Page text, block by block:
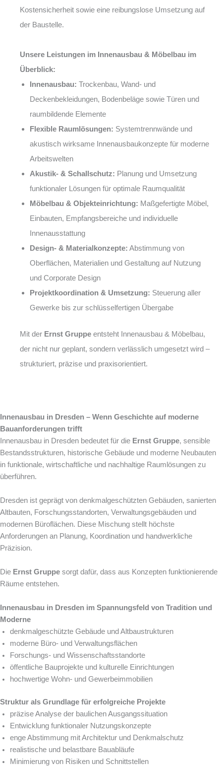
Kostensicherheit sowie eine reibungslose Umsetzung auf
der Baustelle.
Unsere Leistungen im Innenausbau & Möbelbau im
Überblick:
Innenausbau: Trockenbau, Wand- und
Deckenbekleidungen, Bodenbeläge sowie Türen und
raumbildende Elemente
Flexible Raumlösungen: Systemtrennwände und
akustisch wirksame Innenausbaukonzepte für moderne
Arbeitswelten
Akustik- & Schallschutz: Planung und Umsetzung
funktionaler Lösungen für optimale Raumqualität
Möbelbau & Objekteinrichtung: Maßgefertigte Möbel,
Einbauten, Empfangsbereiche und individuelle
Innenausstattung
Design- & Materialkonzepte: Abstimmung von
Oberflächen, Materialien und Gestaltung auf Nutzung
und Corporate Design
Projektkoordination & Umsetzung: Steuerung aller
Gewerke bis zur schlüsselfertigen Übergabe
Mit der Ernst Gruppe entsteht Innenausbau & Möbelbau,
der nicht nur geplant, sondern verlässlich umgesetzt wird –
strukturiert, präzise und praxisorientiert.
Innenausbau in Dresden – Wenn Geschichte auf moderne
Bauanforderungen trifft
Innenausbau in Dresden bedeutet für die Ernst Gruppe, sensible
Bestandsstrukturen, historische Gebäude und moderne Neubauten
in funktionale, wirtschaftliche und nachhaltige Raumlösungen zu
überführen.
Dresden ist geprägt von denkmalgeschützten Gebäuden, sanierten
Altbauten, Forschungsstandorten, Verwaltungsgebäuden und
modernen Büroflächen. Diese Mischung stellt höchste
Anforderungen an Planung, Koordination und handwerkliche
Präzision.
Die Ernst Gruppe sorgt dafür, dass aus Konzepten funktionierende
Räume entstehen.
Innenausbau in Dresden im Spannungsfeld von Tradition und
Moderne
denkmalgeschützte Gebäude und Altbaustrukturen
moderne Büro- und Verwaltungsflächen
Forschungs- und Wissenschaftsstandorte
öffentliche Bauprojekte und kulturelle Einrichtungen
hochwertige Wohn- und Gewerbeimmobilien
Struktur als Grundlage für erfolgreiche Projekte
präzise Analyse der baulichen Ausgangssituation
Entwicklung funktionaler Nutzungskonzepte
enge Abstimmung mit Architektur und Denkmalschutz
realistische und belastbare Bauabläufe
Minimierung von Risiken und Schnittstellen